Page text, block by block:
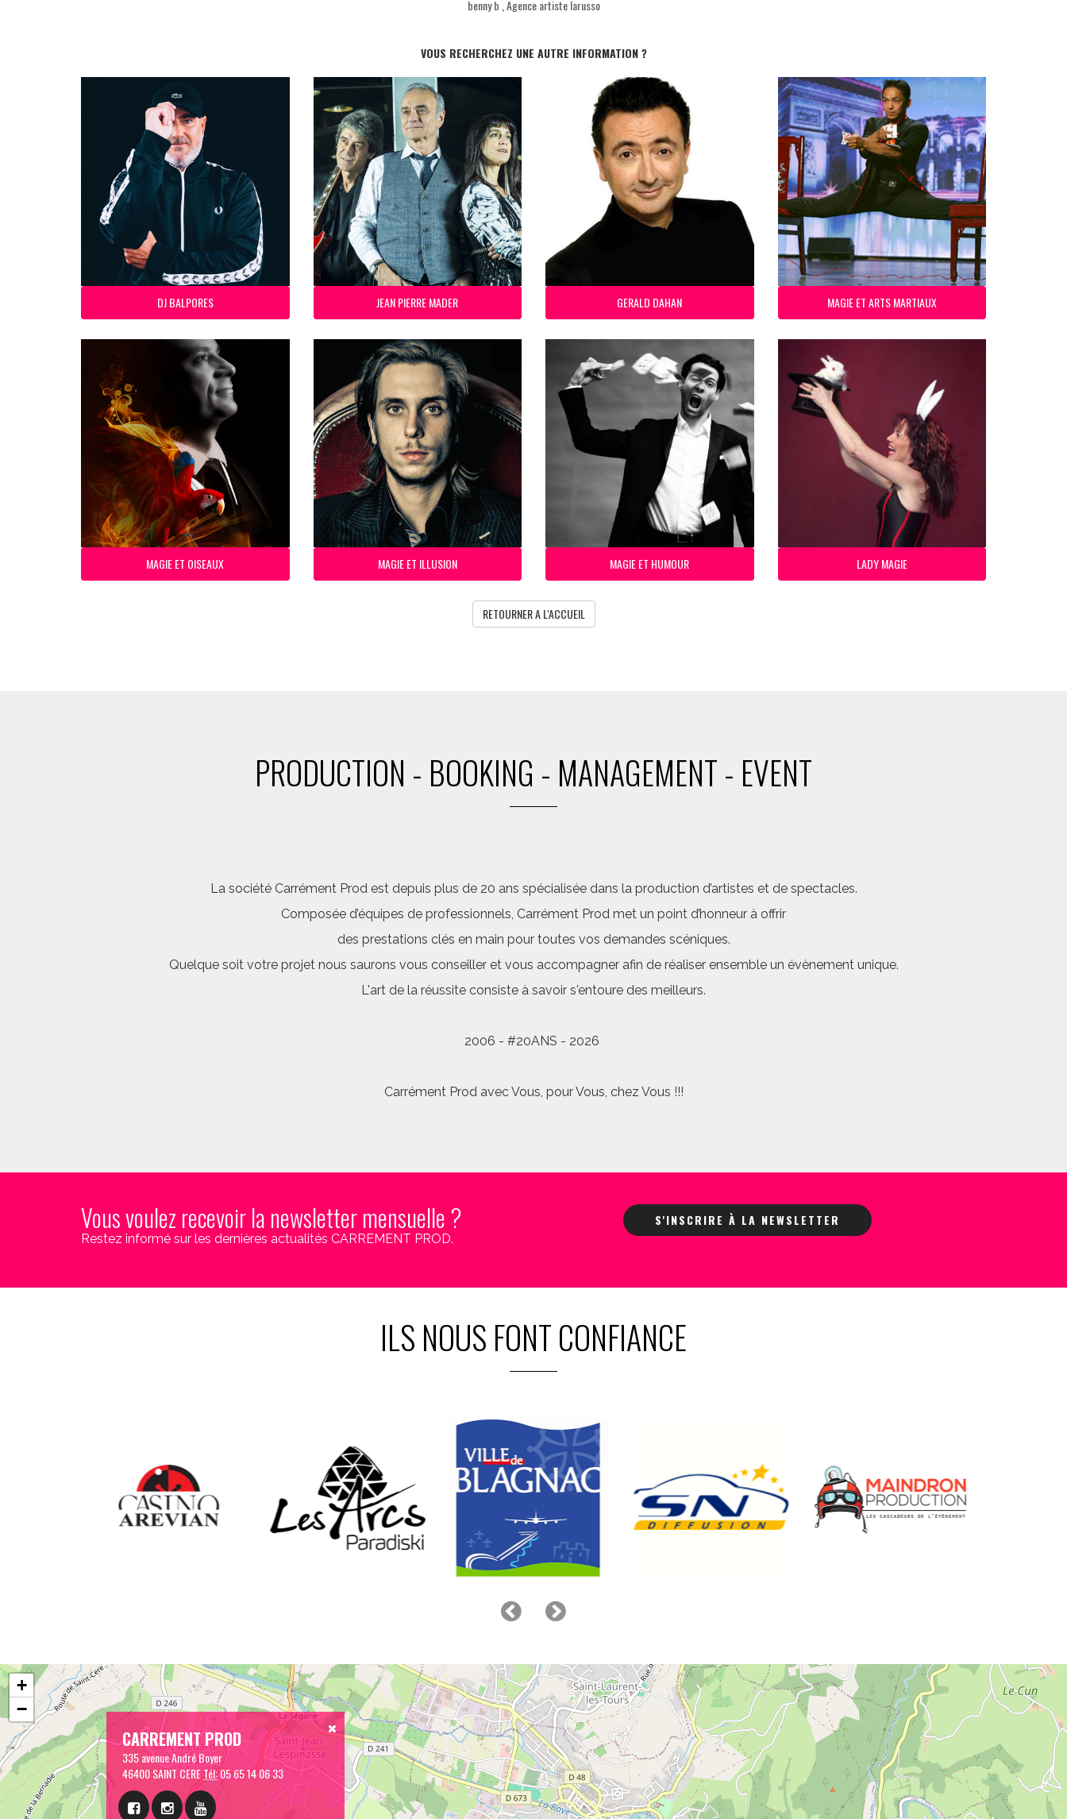
benny b Agence artiste larusso
VOUS RECHERCHEZ UNE AUTRE INFORMATION ?
DJ BALPORES JEAN PIERRE MADER GERALD DAHAN MAGIE ET ARTS MARTIAUX
MAGIE ET OISEAUX MAGIE ET ILLUSION MAGIE ET HUMOUR LADY MAGIE
RETOURNER A L'ACCUEIL
PRODUCTION - BOOKING - MANAGEMENT - EVENT
La société Carrément Prod est depuis plus de 20 ans spécialisée dans la production d’artistes et de spectacles.
Composée d’équipes de professionnels, Carrément Prod met un point d’honneur à offrir
des prestations clés en main pour toutes vos demandes scéniques.
Quelque soit votre projet nous saurons vous conseiller et vous accompagner afin de réaliser ensemble un évènement unique.
L'art de la réussite consiste à savoir s'entoure des meilleurs.
2006 - #20ANS - 2026
Carrément Prod avec Vous, pour Vous, chez Vous !!!
Vous voulez recevoir la newsletter mensuelle ?
Restez informé sur les dernières actualités CARREMENT PROD.
S'INSCRIRE À LA NEWSLETTER
ILS NOUS FONT CONFIANCE
CARREMENT PROD
335 avenue André Boyer
46400 SAINT CERETél:05 65 14 06 33
+
−